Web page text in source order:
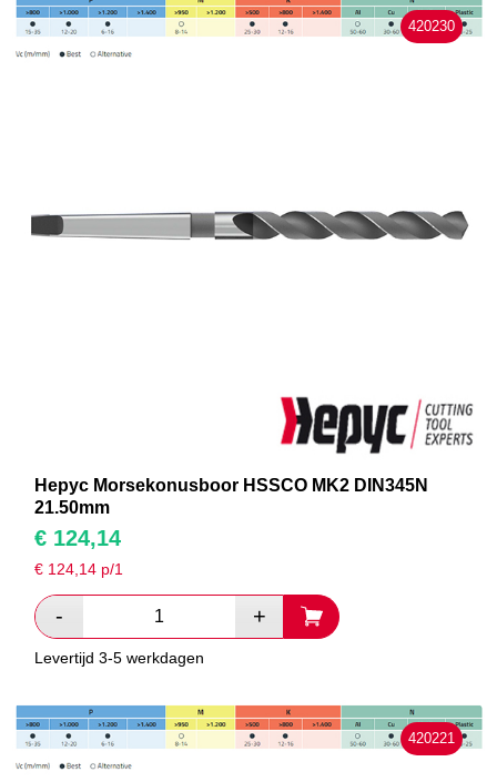
420230
Hepyc Morsekonusboor HSSCO MK2 DIN345N
21.50mm
€ 124,14
€ 124,14 p/1
Levertijd 3-5 werkdagen
420221